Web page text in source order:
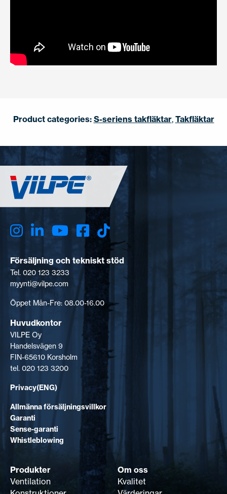
Product categories: S-seriens takfläktar, Takfläktar
Försäljning och tekniskt stöd
Tel. 020 123 3233
myynti@vilpe.com
Öppet Mån-Fre: 08.00-16.00
Huvudkontor
VILPE Oy
Handelsvägen 9
FIN-65610 Korsholm
tel. 020 123 3200
Privacy(ENG)
Allmänna försäljningsvillkor
Garanti
Sense-garanti
Whistleblowing
Produkter
Ventilation
Om oss
Kvalitet